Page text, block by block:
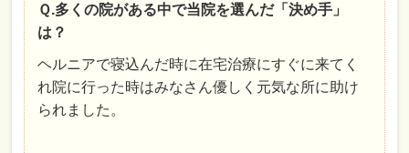
Ｑ.多くの院がある中で当院を選んだ「決め手」
は？
ヘルニアで寝込んだ時に在宅治療にすぐに来てく
れ院に行った時はみなさん優しく元気な所に助け
られました。